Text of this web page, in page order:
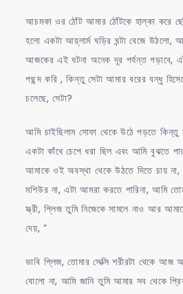
আচমকা ওর ঠোঁট আমার ঠোঁটকে হাল্কা করে
হলো একটা আয়্লার্ম ঘড়ির ঘন্টা বেজে উঠলো,
আজকের এই ঘটনা অনেক দূর পর্যন্ত গড়াবে,
পছন্দ করি , কিন্তু সেটা আমার বরের বন্ধু
চলেছে, সেটা?
আমি চাইছিলাম সোফা থেকে উঠে পড়তে
একটা কাঁধে চেপে ধরা ছিল এবং আমি বুঝতে
আমাকে ওই অবস্থা থেকে উঠতে দিতে চায়
মশিউর না, এটা আমরা করতে পারিনা, আমি
স্ত্রী, প্লিজ তুমি নিজেকে সামলে নাও আর
দেয়, ”
ভাবি প্লিজ, তোমার সেক্সি শরীরটা থেকে
বোলো না, আমি জানি তুমি আমার সব থেকে